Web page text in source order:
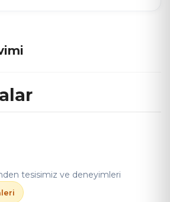
tesisimiz ve deneyimleri